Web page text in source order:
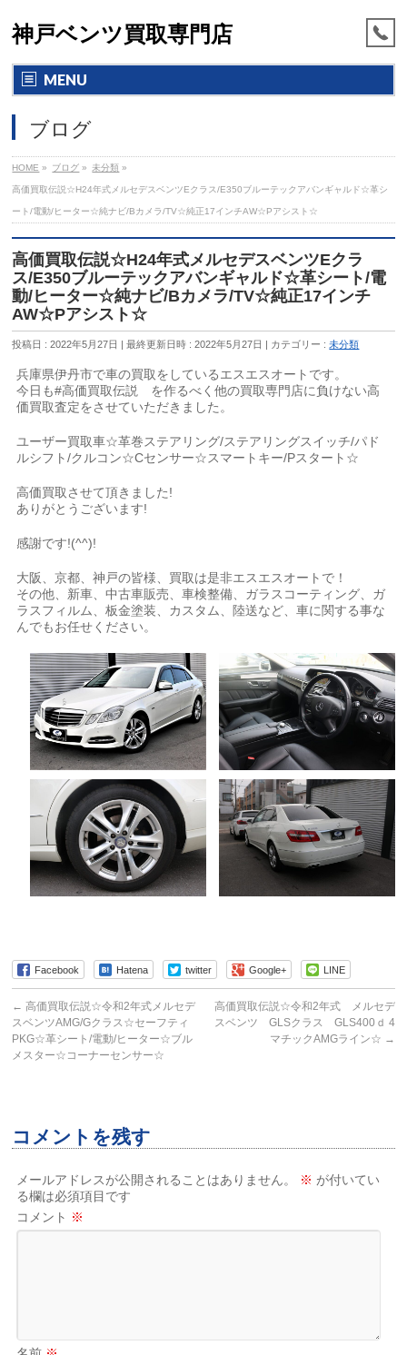
神戸ベンツ買取専門店
MENU
ブログ
HOME » ブログ » 未分類 »
高価買取伝説☆H24年式メルセデスベンツEクラス/E350ブルーテックアバンギャルド☆革シ
ート/電動/ヒーター☆純ナビ/Bカメラ/TV☆純正17インチAW☆Pアシスト☆
高価買取伝説☆H24年式メルセデスベンツEクラ
ス/E350ブルーテックアバンギャルド☆革シート/電
動/ヒーター☆純ナビ/Bカメラ/TV☆純正17インチ
AW☆Pアシスト☆
投稿日 : 2022年5月27日 最終更新日時 : 2022年5月27日 カテゴリー :未分類
兵庫県伊丹市で車の買取をしているエスエスオートです。
今日も#高価買取伝説 を作るべく他の買取専門店に負けない高
価買取査定をさせていただきました。
ユーザー買取車☆革巻ステアリング/ステアリングスイッチ/パド
ルシフト/クルコン☆Cセンサー☆スマートキー/Pスタート☆
高価買取させて頂きました!
ありがとうございます!
感謝です!(^^)!
大阪、京都、神戸の皆様、買取は是非エスエスオートで！
その他、新車、中古車販売、車検整備、ガラスコーティング、ガ
ラスフィルム、板金塗装、カスタム、陸送など、車に関する事な
んでもお任せください。
Facebook Hatena twitter Google+ LINE
← 高価買取伝説☆令和2年式メルセデ
スベンツAMG/Gクラス☆セーフティ
PKG☆革シート/電動/ヒーター☆ブル
メスター☆コーナーセンサー☆
高価買取伝説☆令和2年式 メルセデ
スベンツ GLSクラス GLS400ｄ 4
マチックAMGライン☆ →
コメントを残す
メールアドレスが公開されることはありません。 ※ が付いてい
る欄は必須項目です
コメント ※